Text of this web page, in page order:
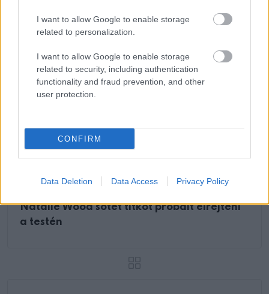
I want to allow Google to enable storage
related to personalization.
I want to allow Google to enable storage
related to security, including authentication
functionality and fraud prevention, and other
user protection.
CONFIRM
Data Deletion Data Access Privacy Policy
Oszd meg ezt a posztot:
Natalie Wood sötét titkot próbált elrejteni
a testén